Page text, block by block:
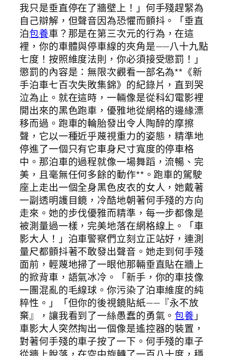
我只是垂直停在了牆壁上！」何手殘趕緊為
自己辯解，但聲音因為恐懼而顫抖。「垂直
泊包養車？那是在第三次元的行為，在這
裡，你的車體與停車線的夾角是——八十九點
七度！按照維度法則，你必須接受懲罰！」
懲罰的內容是：無限次觀看一部名為**《新
手泊車七百次失敗集錦》的紀錄片，直到哭
泣為止。就在這時，一輛像是從科幻電影裡
開出來的黑色跑車，優雅地從網格的邊緣漂
移而過。跑車的輪胎發出令人陶醉的摩擦
聲，它以一種近乎蔑視重力的姿態，精準地
停進了一個只有它車身尺寸寬度的停車格
中。那泊車的過程就像一場舞蹈，流暢、完
美，且毫無任何多餘的動作**。跑車的駕駛
座上走出一個全身黑色皮衣的女人，她戴著
一副透明護目鏡，冷酷地朝著何手殘的方向
走來。她的步伐優雅而精準，每一步都像是
被測量過一樣，完美地落在網格線上。「車
影大人！」泊車警察們立刻立正站好，連測
量尺都顫抖著不敢發出聲音。她走到何手殘
面前，輕蔑地掃了一眼他那輛垂直貼在牆上
的掀背車，語氣冰冷。「新手，你的車技像
一團混亂的毛線球。你污染了泊車維度的純
粹性。」「但你的後視鏡貼紙——『永不放
棄』，讓我看到了一絲愚蠢的勇氣。包養 」
車影大人突然掏出一個像是遙控器的裝置，
對著何手殘的車子按了一下。何手殘的車子